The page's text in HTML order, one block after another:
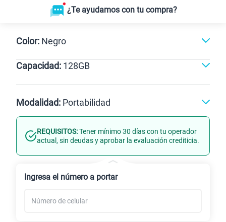
¿Te ayudamos con tu compra?
Color: Negro
Capacidad: 128GB
128GB
Modalidad: Portabilidad
Línea Nueva Portabilidad
REQUISITOS:Tener mínimo 30 días con tu operador
actual, sin deudas y aprobar la evaluación crediticia.
Ingresa el número a portar